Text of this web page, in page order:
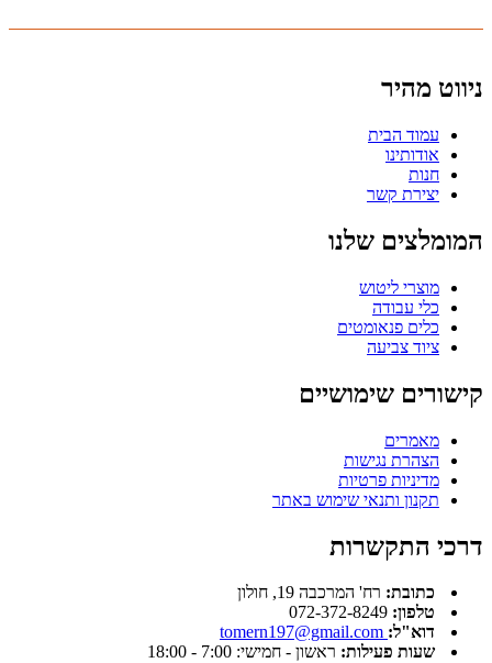
ניווט מהיר
עמוד הבית
אודותינו
חנות
יצירת קשר
המומלצים שלנו
מוצרי ליטוש
כלי עבודה
כלים פנאומטים
ציוד צביעה
קישורים שימושיים
מאמרים
הצהרת נגישות
מדיניות פרטיות
תקנון ותנאי שימוש באתר
דרכי התקשרות
כתובת: רח' המרכבה 19, חולון
טלפון:
דוא"ל:
שעות פעילות: ראשון - חמישי: 7:00 - 18:00